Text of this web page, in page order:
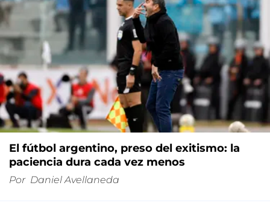
El fútbol argentino, preso del exitismo: la
paciencia dura cada vez menos
Por Daniel Avellaneda